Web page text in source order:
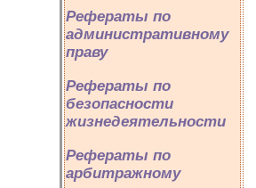
Рефераты по
административному
праву
Рефераты по
безопасности
жизнедеятельности
Рефераты по
арбитражному